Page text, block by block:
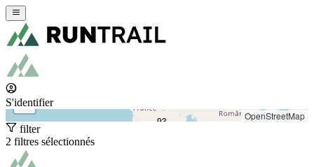
S'identifier
93
+
−
OpenStreetMap
filter
2 filtres sélectionnés